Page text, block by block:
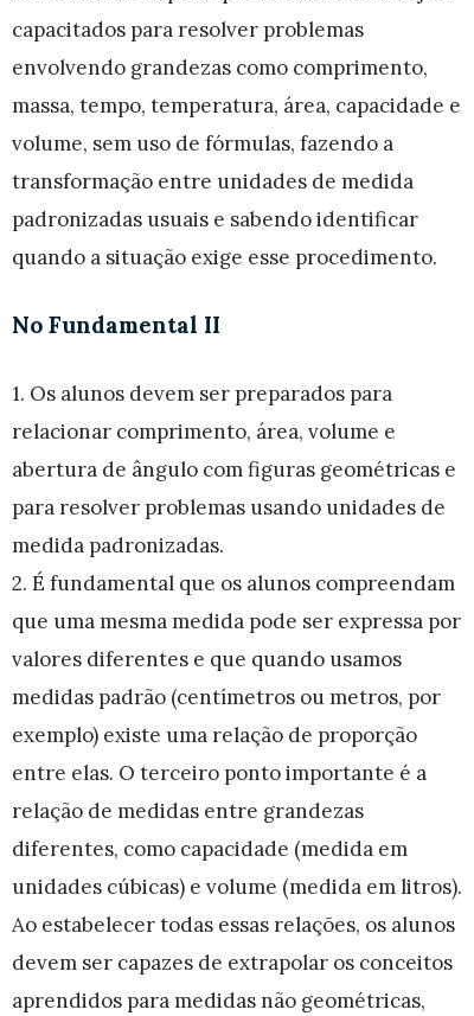
capacitados para resolver problemas
envolvendo grandezas como comprimento,
massa, tempo, temperatura, área, capacidade e
volume, sem uso de fórmulas, fazendo a
transformação entre unidades de medida
padronizadas usuais e sabendo identificar
quando a situação exige esse procedimento.
No Fundamental II
1. Os alunos devem ser preparados para
relacionar comprimento, área, volume e
abertura de ângulo com figuras geométricas e
para resolver problemas usando unidades de
medida padronizadas.
2. É fundamental que os alunos compreendam
que uma mesma medida pode ser expressa por
valores diferentes e que quando usamos
medidas padrão (centímetros ou metros, por
exemplo) existe uma relação de proporção
entre elas. O terceiro ponto importante é a
relação de medidas entre grandezas
diferentes, como capacidade (medida em
unidades cúbicas) e volume (medida em litros).
Ao estabelecer todas essas relações, os alunos
devem ser capazes de extrapolar os conceitos
aprendidos para medidas não geométricas,